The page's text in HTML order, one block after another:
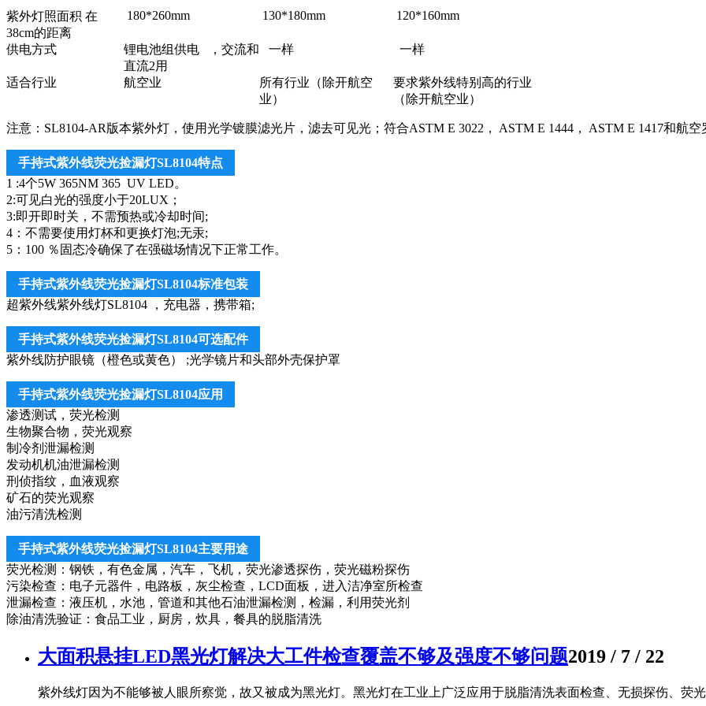
紫外灯照面积 在
38cm的距离
180*260mm 130*180mm 120*160mm
供电方式
锂电池组供电 ，交流和
直流2用
一样 一样
适合行业 航空业
所有行业（除开航空
业）
要求紫外线特别高的行业
（除开航空业）
注意：SL8104-AR版本紫外灯，使用光学镀膜滤光片，滤去可见光；符合ASTM E 3022， ASTM E 1444， ASTM E 1417和航空
手持式紫外线荧光捡漏灯SL8104特点
1 :4个5W 365NM 365 UV LED。
2:可见白光的强度小于20LUX；
3:即开即时关，不需预热或冷却时间;
4：不需要使用灯杯和更换灯泡;无汞;
5：100 ％固态冷确保了在强磁场情况下正常工作。
手持式紫外线荧光捡漏灯SL8104标准包装
超紫外线紫外线灯SL8104 ，充电器，携带箱;
手持式紫外线荧光捡漏灯SL8104可选配件
紫外线防护眼镜（橙色或黄色） ;光学镜片和头部外壳保护罩
手持式紫外线荧光捡漏灯SL8104应用
渗透测试，荧光检测
生物聚合物，荧光观察
制冷剂泄漏检测
发动机机油泄漏检测
刑侦指纹，血液观察
矿石的荧光观察
油污清洗检测
手持式紫外线荧光捡漏灯SL8104主要用途
荧光检测：钢铁，有色金属，汽车，飞机，荧光渗透探伤，荧光磁粉探伤
污染检查：电子元器件，电路板，灰尘检查，LCD面板，进入洁净室所检查
泄漏检查：液压机，水池，管道和其他石油泄漏检测，检漏，利用荧光剂
除油清洗验证：食品工业，厨房，炊具，餐具的脱脂清洗
大面积悬挂LED黑光灯解决大工件检查覆盖不够及强度不够问题2019 / 7 / 22
紫外线灯因为不能够被人眼所察觉，故又被成为黑光灯。黑光灯在工业上广泛应用于脱脂清洗表面检查、无损探伤、荧